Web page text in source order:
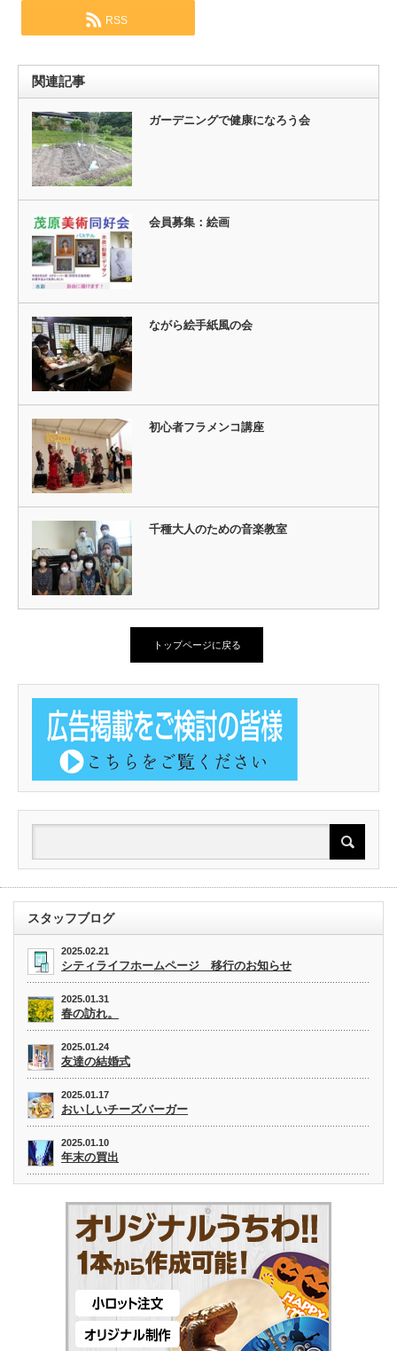
RSS
関連記事
ガーデニングで健康になろう会
会員募集：絵画
ながら絵手紙風の会
初心者フラメンコ講座
千種大人のための音楽教室
トップページに戻る
スタッフブログ
2025.02.21
シティライフホームページ 移行のお知らせ
2025.01.31
春の訪れ。
2025.01.24
友達の結婚式
2025.01.17
おいしいチーズバーガー
2025.01.10
年末の買出